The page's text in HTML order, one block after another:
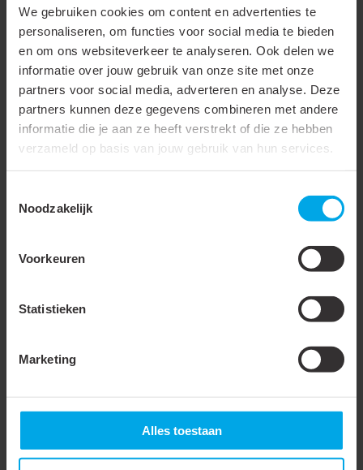
We gebruiken cookies om content en advertenties te
personaliseren, om functies voor social media te bieden
en om ons websiteverkeer te analyseren. Ook delen we
informatie over jouw gebruik van onze site met onze
partners voor social media, adverteren en analyse. Deze
partners kunnen deze gegevens combineren met andere
informatie die je aan ze heeft verstrekt of die ze hebben
verzameld op basis van jouw gebruik van hun services.
Noodzakelijk
Voorkeuren
Statistieken
Marketing
Alles toestaan
RAL-nummer
9010
Aantal vaste
scheidingswanden
0
Aantal insteekbare
scheidingswanden
0
Met gootkoppelstuk
-15 - 65 °C